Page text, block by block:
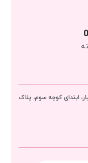
ابتدای کوچه سوم، پلاک